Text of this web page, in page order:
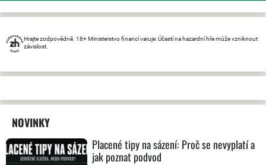
Hrajte zodpovědně. 18+ Ministerstvo financí varuje: Účastí na hazardní hře může vzniknout
závislost.
NOVINKY
Placené tipy na sázení: Proč se nevyplatí a
jak poznat podvod